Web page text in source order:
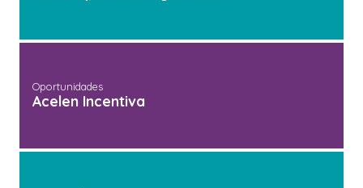
Oportunidades
Acelen Incentiva